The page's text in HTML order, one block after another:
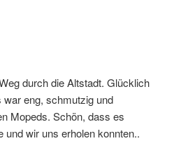
durch die Altstadt. Glücklich
eng, schmutzig und
Mopeds. Schön, dass es
und wir uns erholen konnten..